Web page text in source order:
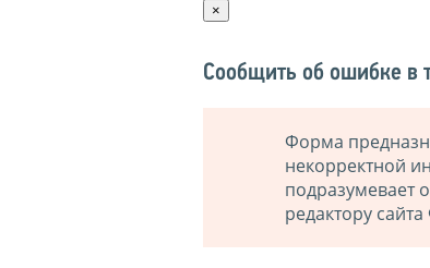
×
Сообщить об ошибке в
Форма
некорректной
подразумевает
редактору